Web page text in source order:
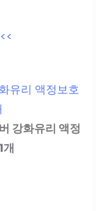
강화유리 액정
개